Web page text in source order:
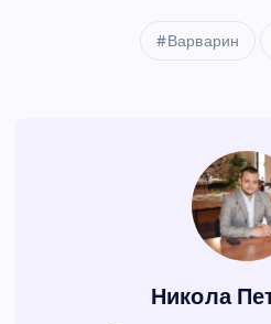
Варварин
Никола